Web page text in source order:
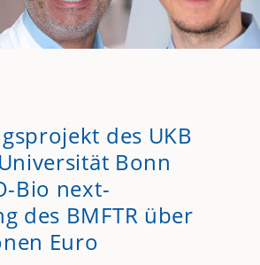
des UKB
Bonn
Bio next-
des BMFTR über
Euro